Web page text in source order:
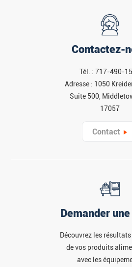
Contactez-
Tél. : 717-490-
Adresse : 1050
Suite 500,
17057
Contact
Demander
Découvrez les
de vos produits
avec les